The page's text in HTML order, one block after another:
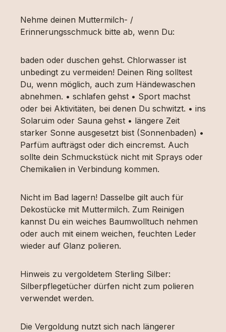
Nehme deinen Muttermilch- /
Erinnerungsschmuck bitte ab, wenn Du:
baden oder duschen gehst. Chlorwasser ist
unbedingt zu vermeiden! Deinen Ring solltest
Du, wenn möglich, auch zum Händewaschen
abnehmen. • schlafen gehst • Sport machst
oder bei Aktivitäten, bei denen Du schwitzt. • ins
Solaruim oder Sauna gehst • längere Zeit
starker Sonne ausgesetzt bist (Sonnenbaden) •
Parfüm aufträgst oder dich eincremst. Auch
sollte dein Schmuckstück nicht mit Sprays oder
Chemikalien in Verbindung kommen.
Nicht im Bad lagern! Dasselbe gilt auch für
Dekostücke mit Muttermilch. Zum Reinigen
kannst Du ein weiches Baumwolltuch nehmen
oder auch mit einem weichen, feuchten Leder
wieder auf Glanz polieren.
Hinweis zu vergoldetem Sterling Silber:
Silberpflegetücher dürfen nicht zum polieren
verwendet werden.
Die Vergoldung nutzt sich nach längerer